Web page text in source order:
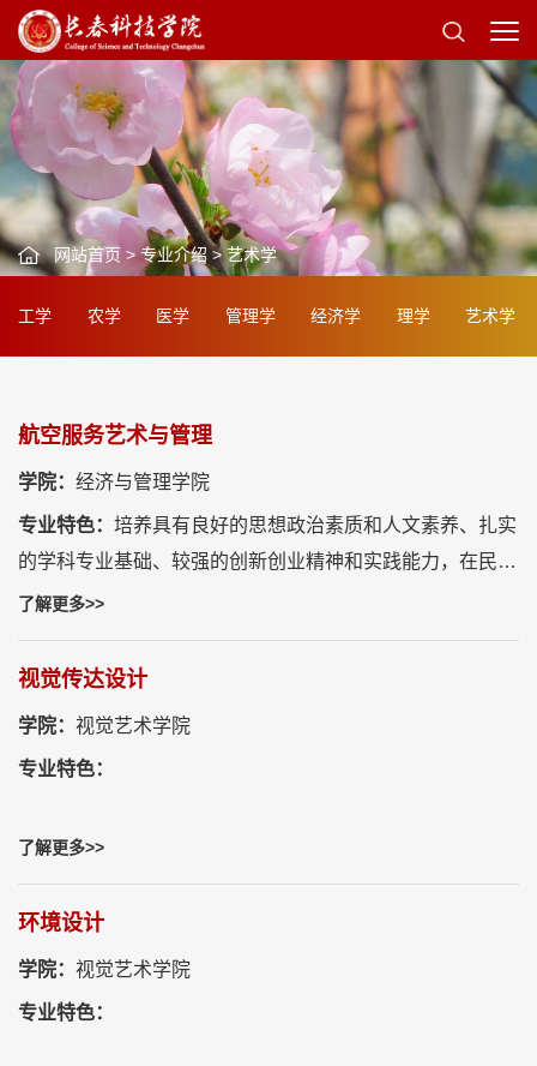
网站首页 >专业介绍>艺术学
工学 农学 医学 管理学 经济学 理学 艺术学
航空服务艺术与管理
学院： 经济与管理学院
专业特色： 培养具有良好的思想政治素质和人文素养、扎实
的学科专业基础、较强的创新创业精神和实践能力，在民航
领域从事航空服务工作的高素质复合型人才。
了解更多>>
视觉传达设计
学院： 视觉艺术学院
专业特色：
了解更多>>
环境设计
学院： 视觉艺术学院
专业特色：